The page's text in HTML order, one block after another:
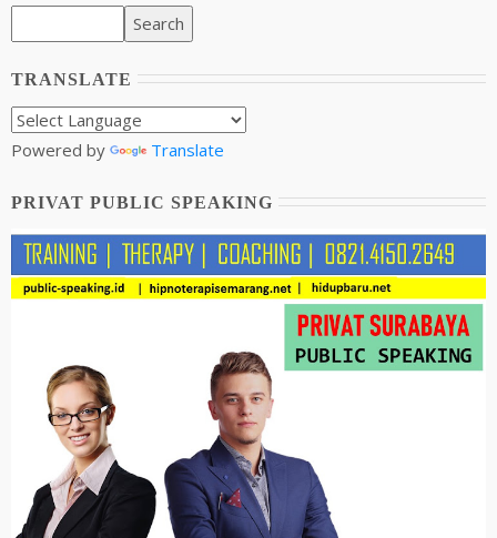
TRANSLATE
Powered by Translate
PRIVAT PUBLIC SPEAKING